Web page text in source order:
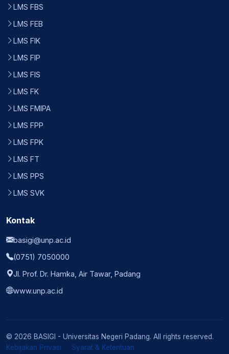
LMS FBS
LMS FEB
LMS FIK
LMS FIP
LMS FIS
LMS FK
LMS FMIPA
LMS FPP
LMS FPK
LMS FT
LMS PPS
LMS SVK
Kontak
basigi@unp.ac.id
(0751) 7050000
Jl. Prof. Dr. Hamka, Air Tawar, Padang
www.unp.ac.id
© 2026 BASIGI - Universitas Negeri Padang. All rights reserved.
Kebijakan Privasi
Syarat & Ketentuan